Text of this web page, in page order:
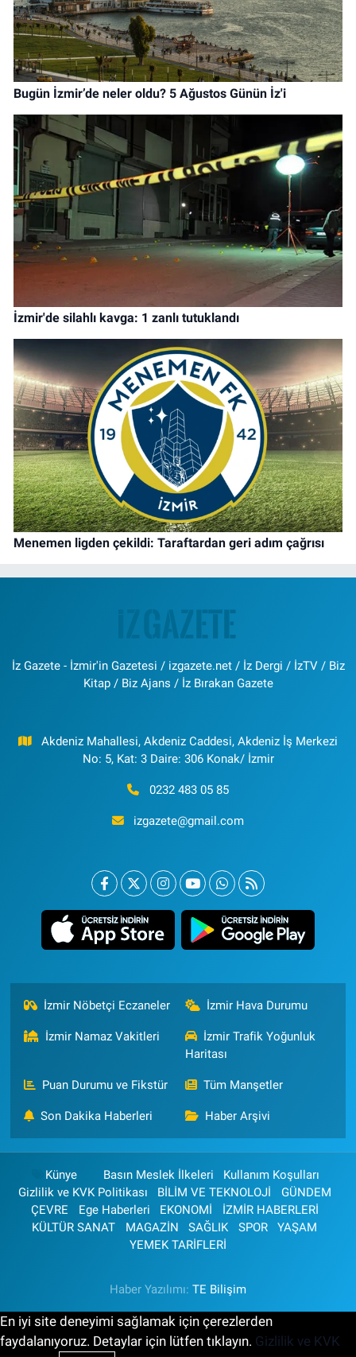
Bugün İzmir’de neler oldu? 5 Ağustos Günün İz'i
İzmir'de silahlı kavga: 1 zanlı tutuklandı
Menemen ligden çekildi: Taraftardan geri adım çağrısı
İz Gazete - İzmir'in Gazetesi / izgazete.net / İz Dergi / İzTV / Biz
Kitap / Biz Ajans / İz Bırakan Gazete
Akdeniz Mahallesi, Akdeniz Caddesi, Akdeniz İş Merkezi
No: 5, Kat: 3 Daire: 306 Konak/ İzmir
0232 483 05 85
izgazete@gmail.com
İzmir Nöbetçi Eczaneler İzmir Hava Durumu
İzmir Namaz Vakitleri
İzmir Trafik Yoğunluk
Haritası
Puan Durumu ve Fikstür Tüm Manşetler
Son Dakika Haberleri Haber Arşivi
Künye Basın Meslek İlkeleri
Kullanım Koşulları
Gizlilik ve KVK Politikası
BİLİM VE TEKNOLOJİ
GÜNDEM
ÇEVRE
Ege Haberleri EKONOMİ
İZMİR HABERLERİ
KÜLTÜR SANAT
MAGAZİN SAĞLIK SPOR
YAŞAM
YEMEK TARİFLERİ
Haber Yazılımı: TE Bilişim
En iyi site deneyimi sağlamak için çerezlerden
faydalanıyoruz. Detaylar için lütfen tıklayın. Gizlilik ve KVK